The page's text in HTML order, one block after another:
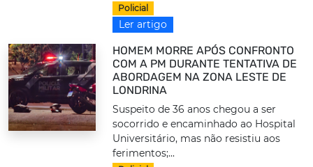
Policial
Ler artigo
HOMEM MORRE APÓS CONFRONTO
COM A PM DURANTE TENTATIVA DE
ABORDAGEM NA ZONA LESTE DE
LONDRINA
Suspeito de 36 anos chegou a ser
socorrido e encaminhado ao Hospital
Universitário, mas não resistiu aos
ferimentos;...